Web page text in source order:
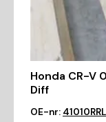
Honda CR-V
Diff
OE-nr: